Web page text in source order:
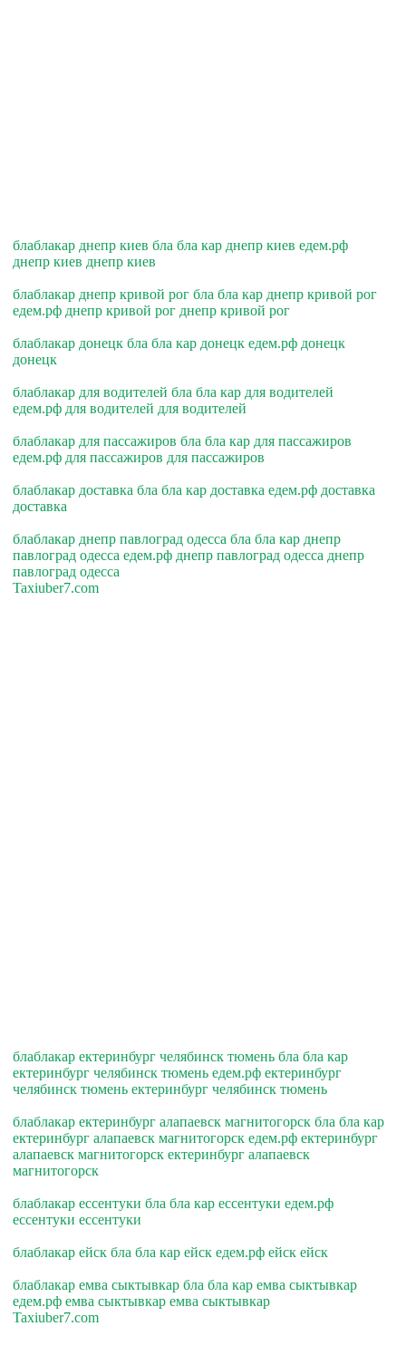
блаблакар днепр киев бла бла кар днепр киев едем.рф
днепр киев днепр киев
блаблакар днепр кривой рог бла бла кар днепр кривой рог
едем.рф днепр кривой рог днепр кривой рог
блаблакар донецк бла бла кар донецк едем.рф донецк
донецк
блаблакар для водителей бла бла кар для водителей
едем.рф для водителей для водителей
блаблакар для пассажиров бла бла кар для пассажиров
едем.рф для пассажиров для пассажиров
блаблакар доставка бла бла кар доставка едем.рф доставка
доставка
блаблакар днепр павлоград одесса бла бла кар днепр
павлоград одесса едем.рф днепр павлоград одесса днепр
павлоград одесса
Taxiuber7.com
блаблакар ектеринбург челябинск тюмень бла бла кар
ектеринбург челябинск тюмень едем.рф ектеринбург
челябинск тюмень ектеринбург челябинск тюмень
блаблакар ектеринбург алапаевск магнитогорск бла бла кар
ектеринбург алапаевск магнитогорск едем.рф ектеринбург
алапаевск магнитогорск ектеринбург алапаевск
магнитогорск
блаблакар ессентуки бла бла кар ессентуки едем.рф
ессентуки ессентуки
блаблакар ейск бла бла кар ейск едем.рф ейск ейск
блаблакар емва сыктывкар бла бла кар емва сыктывкар
едем.рф емва сыктывкар емва сыктывкар
Taxiuber7.com